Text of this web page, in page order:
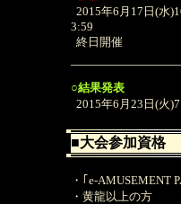
2015年6月17日(水
3:59
終日開催
○結果発表
2015年6月23日(火
■大会参加資格
・｢e-AMUSEMENT
・黄龍以上の方